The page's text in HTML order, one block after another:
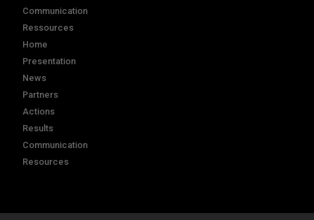
Communication
Ressources
Home
Presentation
News
Partners
Actions
Results
Communication
Resources